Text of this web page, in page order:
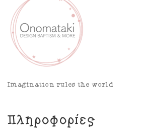
Imagination rules the world
Πληροφορίες